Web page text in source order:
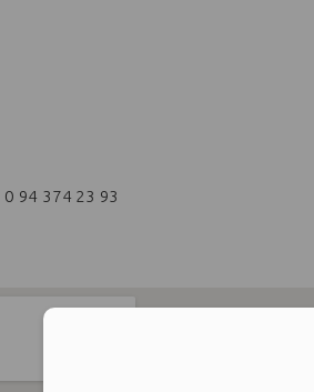
0 94 374 23 93